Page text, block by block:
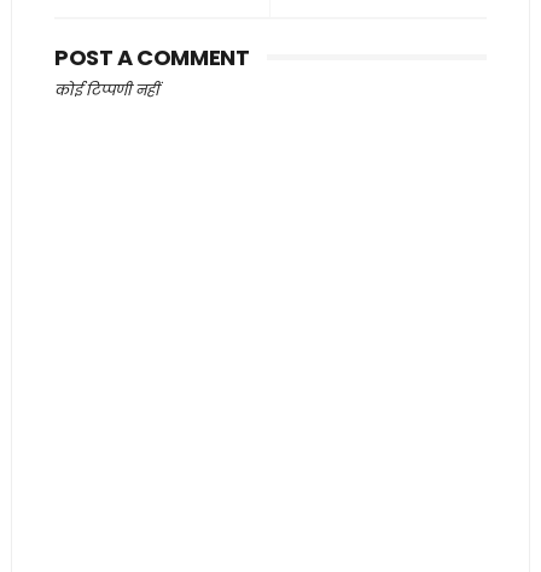
POST A COMMENT
कोई टिप्पणी नहीं